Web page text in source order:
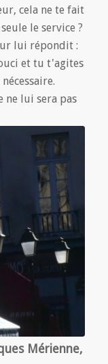
cela ne te fait
le service ?
lui répondit :
et tu t'agites
ne lui sera pas
Mérienne,